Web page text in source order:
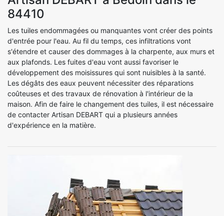
84410
Les tuiles endommagées ou manquantes vont créer des points
d'entrée pour l'eau. Au fil du temps, ces infiltrations vont
s'étendre et causer des dommages à la charpente, aux murs et
aux plafonds. Les fuites d'eau vont aussi favoriser le
développement des moisissures qui sont nuisibles à la santé.
Les dégâts des eaux peuvent nécessiter des réparations
coûteuses et des travaux de rénovation à l'intérieur de la
maison. Afin de faire le changement des tuiles, il est nécessaire
de contacter Artisan DEBART qui a plusieurs années
d'expérience en la matière.